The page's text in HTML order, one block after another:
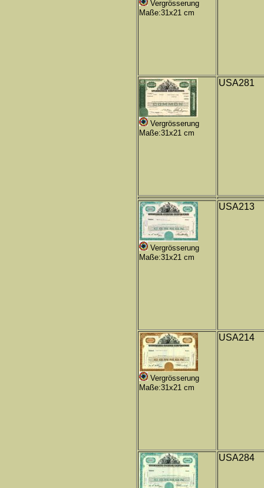
Vergrösserung
Maße:31x21 cm
Vergrösserung
Maße:31x21 cm
USA281
Vergrösserung
Maße:31x21 cm
USA213
Vergrösserung
Maße:31x21 cm
USA214
USA284